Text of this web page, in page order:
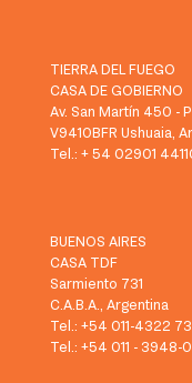
TIERRA DEL FUEGO
CASA DE GOBIERNO
Av. San Martín 450 -
V9410BFR Ushuaia,
Tel.: + 54 02901
BUENOS AIRES
CASA TDF
Sarmiento 731
C.A.B.A., Argentina
Tel.: +54 011-4322
Tel.: +54 011 - 3948-